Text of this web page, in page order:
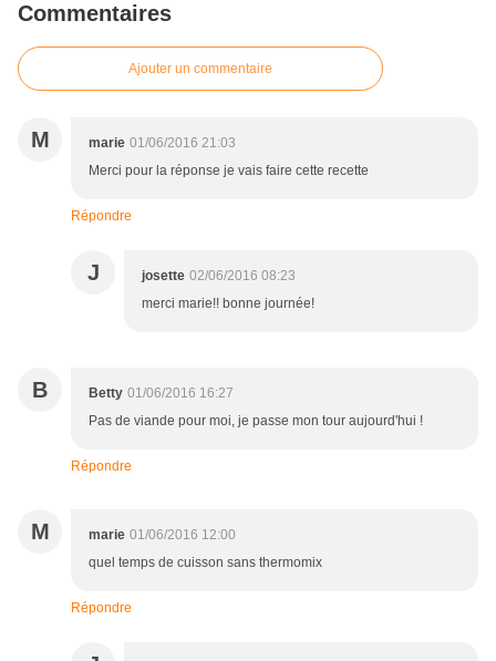
Commentaires
Ajouter un commentaire
M marie 01/06/2016 21:03
Merci pour la réponse je vais faire cette recette
Répondre
J josette 02/06/2016 08:23
merci marie!! bonne journée!
B Betty 01/06/2016 16:27
Pas de viande pour moi, je passe mon tour aujourd'hui !
Répondre
M marie 01/06/2016 12:00
quel temps de cuisson sans thermomix
Répondre